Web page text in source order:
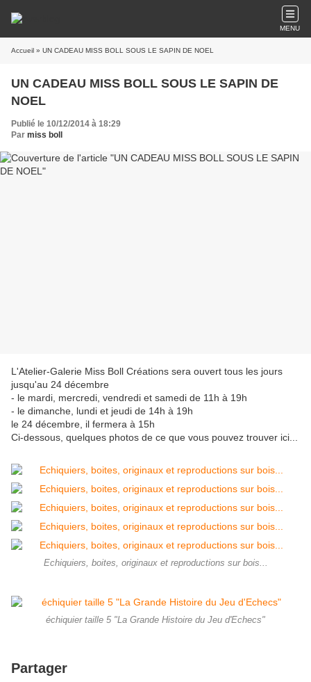
MENU
Accueil » UN CADEAU MISS BOLL SOUS LE SAPIN DE NOEL
UN CADEAU MISS BOLL SOUS LE SAPIN DE
NOEL
Publié le 10/12/2014 à 18:29
Par miss boll
L'Atelier-Galerie Miss Boll Créations sera ouvert tous les jours
jusqu'au 24 décembre
- le mardi, mercredi, vendredi et samedi de 11h à 19h
- le dimanche, lundi et jeudi de 14h à 19h
le 24 décembre, il fermera à 15h
Ci-dessous, quelques photos de ce que vous pouvez trouver ici...
Echiquiers, boites, originaux et reproductions sur bois...
échiquier taille 5 "La Grande Histoire du Jeu d'Echecs"
Partager